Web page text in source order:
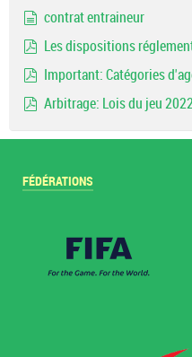
contrat entraineur
Les dispositions
Important: Catégories
Arbitrage: Lois du jeu
FÉDÉRATIONS